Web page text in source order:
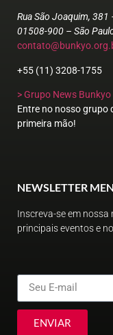
Rua São Joaquim, 381
01508-900 – São
+55 (11) 3208-1755
> Grupo News Bunkyo
Entre no nosso grupo
primeira mão!
NEWSLETTER
Inscreva-se em
principais eventos e
ENVIAR